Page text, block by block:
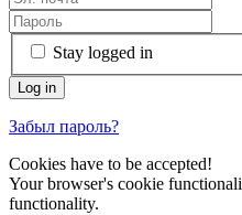
Stay logged in
Забыл пароль?
Cookies have to be accepted!
Your browser's cookie
functionality.